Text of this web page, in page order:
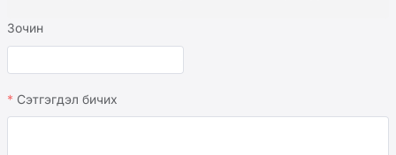
Зочин
Сэтгэгдэл бичих